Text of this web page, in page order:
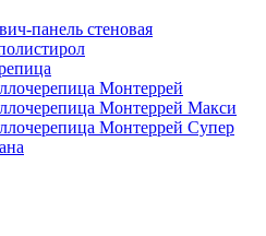
панель стеновая
Монтеррей
Монтеррей Макси
Монтеррей Супер